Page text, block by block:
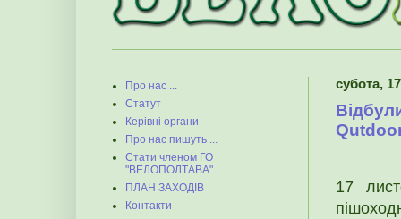
субота,
17
Про нас ...
Статут
Керівні органи
Про нас пишуть ...
Стати членом ГО
"ВЕЛОПОЛТАВА"
ПЛАН ЗАХОДІВ
Контакти